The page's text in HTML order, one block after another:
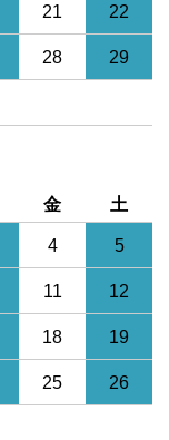
21 22
28 29
金 土
4 5
11 12
18 19
25 26